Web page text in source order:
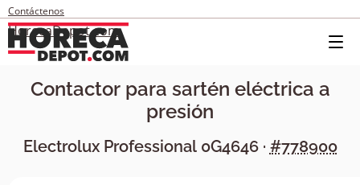
Contáctenos
HorecaDepot.com
Contactor para sartén eléctrica a
presión
Electrolux Professional 0G4646· #778900